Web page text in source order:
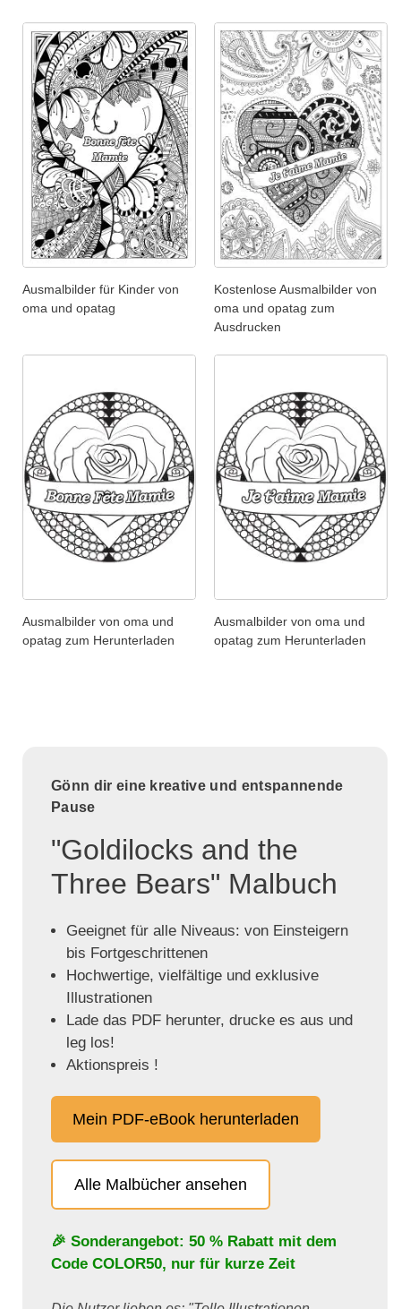
Ausmalbilder für Kinder von
oma und opatag
Kostenlose Ausmalbilder von
oma und opatag zum
Ausdrucken
Ausmalbilder von oma und
opatag zum Herunterladen
Ausmalbilder von oma und
opatag zum Herunterladen
Gönn dir eine kreative und entspannende
Pause
"Goldilocks and the
Three Bears" Malbuch
Geeignet für alle Niveaus: von Einsteigern
bis Fortgeschrittenen
Hochwertige, vielfältige und exklusive
Illustrationen
Lade das PDF herunter, drucke es aus und
leg los!
Aktionspreis !
Mein PDF-eBook herunterladen
Alle Malbücher ansehen
🎉 Sonderangebot: 50 % Rabatt mit dem
Code COLOR50, nur für kurze Zeit